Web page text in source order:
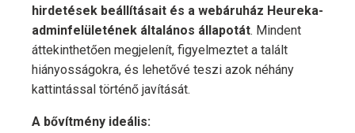
hirdetések beállításait és a webáruház Heureka-
adminfelületének általános állapotát. Mindent
áttekinthetően megjelenít, figyelmeztet a talált
hiányosságokra, és lehetővé teszi azok néhány
kattintással történő javítását.
A bővítmény ideális: